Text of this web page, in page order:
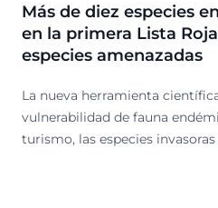
Más de diez especies
en la primera Lista
especies amenazadas
La nueva herramienta
vulnerabilidad de fauna
turismo, las especies